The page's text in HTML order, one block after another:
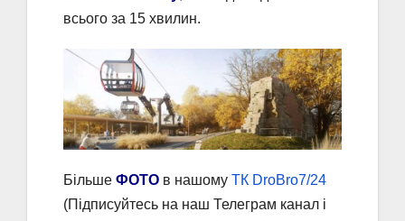
всього за 15 хвилин.
Більше ФОТО в нашому ТК DroBro7/24
(Підписуйтесь на наш Телеграм канал і